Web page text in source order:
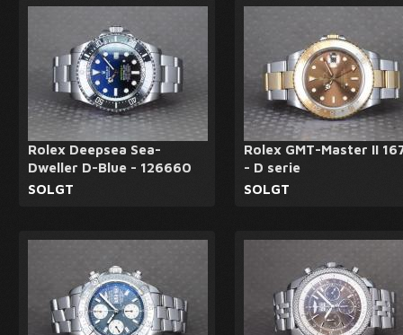
Rolex Deepsea Sea-
Dweller D-Blue - 126660
SOLGT
Rolex GMT-Master II
- D serie
SOLGT